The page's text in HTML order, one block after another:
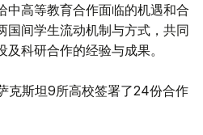
高等教育合作面临的机遇和合
国间学生流动机制与方式，共同
科研合作的经验与成果。
克斯坦9所高校签署了24份合作